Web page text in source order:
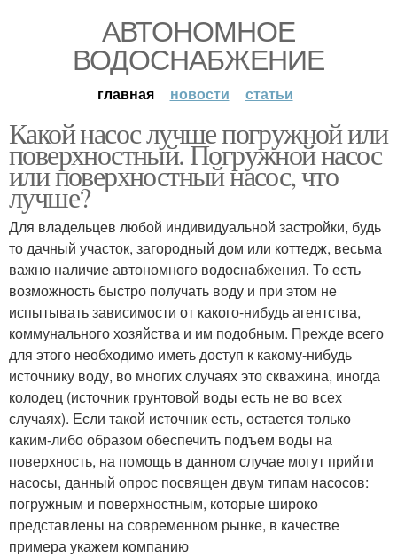
АВТОНОМНОЕ
ВОДОСНАБЖЕНИЕ
главная новости статьи
Какой насос лучше погружной или
поверхностный. Погружной насос
или поверхностный насос, что
лучше?
Для владельцев любой индивидуальной застройки, будь
то дачный участок, загородный дом или коттедж, весьма
важно наличие автономного водоснабжения. То есть
возможность быстро получать воду и при этом не
испытывать зависимости от какого-нибудь агентства,
коммунального хозяйства и им подобным. Прежде всего
для этого необходимо иметь доступ к какому-нибудь
источнику воду, во многих случаях это скважина, иногда
колодец (источник грунтовой воды есть не во всех
случаях). Если такой источник есть, остается только
каким-либо образом обеспечить подъем воды на
поверхность, на помощь в данном случае могут прийти
насосы, данный опрос посвящен двум типам насосов:
погружным и поверхностным, которые широко
представлены на современном рынке, в качестве
примера укажем компанию